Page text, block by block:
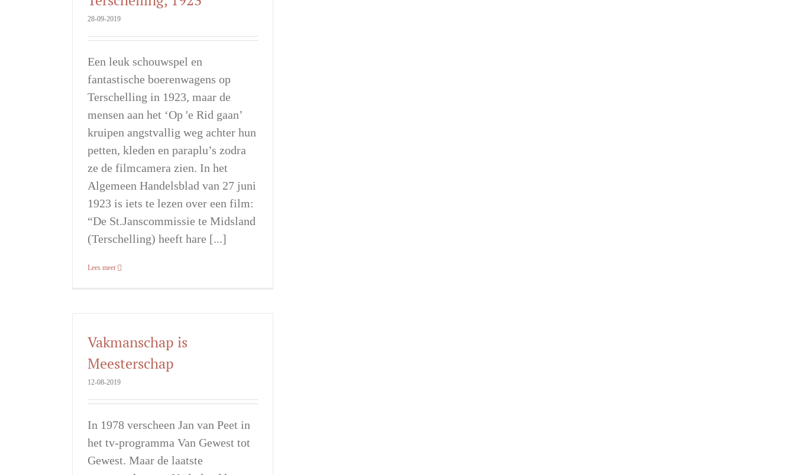
28-09-2019
Een leuk schouwspel en
fantastische boerenwagens op
Terschelling in 1923, maar de
mensen aan het ‘Op 'e Rid gaan’
kruipen angstvallig weg achter hun
petten, kleden en paraplu’s zodra
ze de filmcamera zien. In het
Algemeen Handelsblad van 27 juni
1923 is iets te lezen over een film:
“De St.Janscommissie te Midsland
(Terschelling) heeft hare [...]
Lees meer
Vakmanschap is
Meesterschap
12-08-2019
In 1978 verscheen Jan van Peet in
het tv-programma Van Gewest tot
Gewest. Maar de laatste